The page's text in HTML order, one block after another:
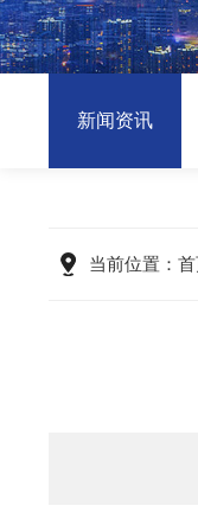
新闻资讯
当前位置：